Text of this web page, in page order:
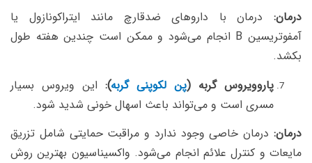
درمان: درمان با داروهای ضدقارچ مانند ایتراکونازول یا
آمفوتریسین B انجام می‌شود و ممکن است چندین هفته طول
بکشد.
پاروویروس گربه (پن لکوپنی گربه): این ویروس بسیار
مسری است و می‌تواند باعث اسهال خونی شدید شود.
درمان: درمان خاصی وجود ندارد و مراقبت حمایتی شامل تزریق
مایعات و کنترل علائم انجام می‌شود. واکسیناسیون بهترین روش